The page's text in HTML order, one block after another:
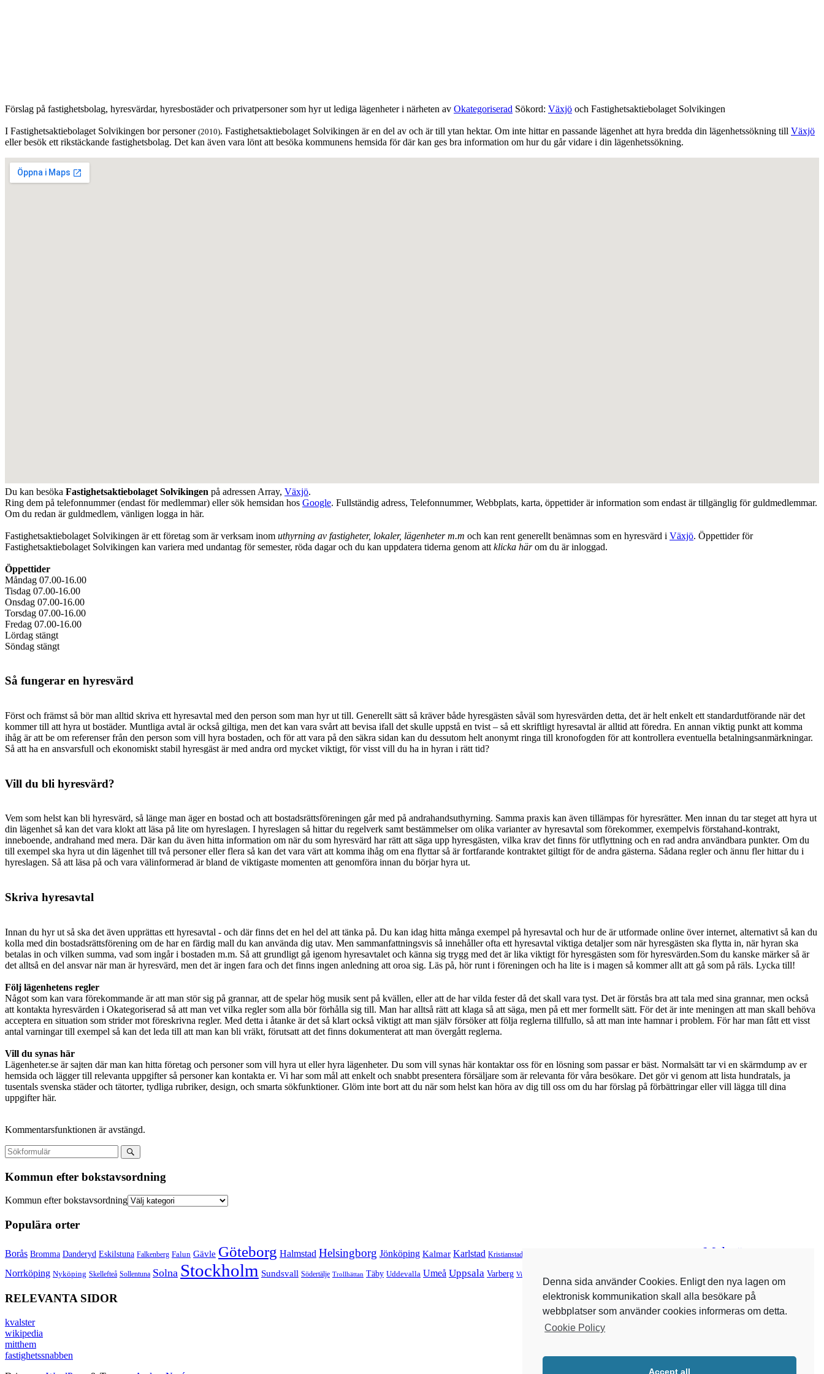
Förslag på fastighetsbolag, hyresvärdar, hyresbostäder och privatpersoner som hyr ut lediga lägenheter i närheten av Okategoriserad Sökord: Växjö och Fastighetsaktiebolaget Solvikingen
I Fastighetsaktiebolaget Solvikingen bor personer (2010). Fastighetsaktiebolaget Solvikingen är en del av och är till ytan hektar. Om inte hittar en passande lägenhet att hyra bredda din lägenhetssökning till Växjö
eller besök ett rikstäckande fastighetsbolag. Det kan även vara lönt att besöka kommunens hemsida för där kan ges bra information om hur du går vidare i din lägenhetssökning.
Du kan besöka Fastighetsaktiebolaget Solvikingen på adressen Array, Växjö.
Ring dem på telefonnummer (endast för medlemmar) eller sök hemsidan hos Google. Fullständig adress, Telefonnummer, Webbplats, karta, öppettider är information som endast är tillgänglig för guldmedlemmar.
Om du redan är guldmedlem, vänligen logga in här.
Fastighetsaktiebolaget Solvikingen är ett företag som är verksam inom uthyrning av fastigheter, lokaler, lägenheter m.m och kan rent generellt benämnas som en hyresvärd i Växjö. Öppettider för
Fastighetsaktiebolaget Solvikingen kan variera med undantag för semester, röda dagar och du kan uppdatera tiderna genom att klicka härom du är inloggad.
Öppettider
Måndag 07.00-16.00
Tisdag 07.00-16.00
Onsdag 07.00-16.00
Torsdag 07.00-16.00
Fredag 07.00-16.00
Lördag stängt
Söndag stängt
Så fungerar en hyresvärd
Först och främst så bör man alltid skriva ett hyresavtal med den person som man hyr ut till. Generellt sätt så kräver både hyresgästen såväl som hyresvärden detta, det är helt enkelt ett standardutförande när det
kommer till att hyra ut bostäder. Muntliga avtal är också giltiga, men det kan vara svårt att bevisa ifall det skulle uppstå en tvist – så ett skriftligt hyresavtal är alltid att föredra. En annan viktig punkt att komma
ihåg är att be om referenser från den person som vill hyra bostaden, och för att vara på den säkra sidan kan du dessutom helt anonymt ringa till kronofogden för att kontrollera eventuella betalningsanmärkningar.
Så att ha en ansvarsfull och ekonomiskt stabil hyresgäst är med andra ord mycket viktigt, för visst vill du ha in hyran i rätt tid?
Vill du bli hyresvärd?
Vem som helst kan bli hyresvärd, så länge man äger en bostad och att bostadsrättsföreningen går med på andrahandsuthyrning. Samma praxis kan även tillämpas för hyresrätter. Men innan du tar steget att hyra ut
din lägenhet så kan det vara klokt att läsa på lite om hyreslagen. I hyreslagen så hittar du regelverk samt bestämmelser om olika varianter av hyresavtal som förekommer, exempelvis förstahand-kontrakt,
inneboende, andrahand med mera. Där kan du även hitta information om när du som hyresvärd har rätt att säga upp hyresgästen, vilka krav det finns för utflyttning och en rad andra användbara punkter. Om du
till exempel ska hyra ut din lägenhet till två personer eller flera så kan det vara värt att komma ihåg om ena flyttar så är fortfarande kontraktet giltigt för de andra gästerna. Sådana regler och ännu fler hittar du i
hyreslagen. Så att läsa på och vara välinformerad är bland de viktigaste momenten att genomföra innan du börjar hyra ut.
Skriva hyresavtal
Innan du hyr ut så ska det även upprättas ett hyresavtal - och där finns det en hel del att tänka på. Du kan idag hitta många exempel på hyresavtal och hur de är utformade online över internet, alternativt så kan du
kolla med din bostadsrättsförening om de har en färdig mall du kan använda dig utav. Men sammanfattningsvis så innehåller ofta ett hyresavtal viktiga detaljer som när hyresgästen ska flytta in, när hyran ska
betalas in och vilken summa, vad som ingår i bostaden m.m. Så att grundligt gå igenom hyresavtalet och känna sig trygg med det är lika viktigt för hyresgästen som för hyresvärden.Som du kanske märker så är
det alltså en del ansvar när man är hyresvärd, men det är ingen fara och det finns ingen anledning att oroa sig. Läs på, hör runt i föreningen och ha lite is i magen så kommer allt att gå som på räls. Lycka till!
Följ lägenhetens regler
Något som kan vara förekommande är att man stör sig på grannar, att de spelar hög musik sent på kvällen, eller att de har vilda fester då det skall vara tyst. Det är förstås bra att tala med sina grannar, men också
att kontakta hyresvärden i Okategoriserad så att man vet vilka regler som alla bör förhålla sig till. Man har alltså rätt att klaga så att säga, men på ett mer formellt sätt. För det är inte meningen att man skall behöva
acceptera en situation som strider mot föreskrivna regler. Med detta i åtanke är det så klart också viktigt att man själv försöker att följa reglerna tillfullo, så att man inte hamnar i problem. För har man fått ett visst
antal varningar till exempel så kan det leda till att man kan bli vräkt, förutsatt att det finns dokumenterat att man övergått reglerna.
Vill du synas här
Lägenheter.se är sajten där man kan hitta företag och personer som vill hyra ut eller hyra lägenheter. Du som vill synas här kontaktar oss för en lösning som passar er bäst. Normalsätt tar vi en skärmdump av er
hemsida och lägger till relevanta uppgifter så personer kan kontakta er. Vi har som mål att enkelt och snabbt presentera försäljare som är relevanta för våra besökare. Det gör vi genom att lista hundratals, ja
tusentals svenska städer och tätorter, tydliga rubriker, design, och smarta sökfunktioner. Glöm inte bort att du när som helst kan höra av dig till oss om du har förslag på förbättringar eller vill lägga till dina
uppgifter här.
Kommentarsfunktionen är avstängd.
Kommun efter bokstavsordning
Kommun efter bokstavsordning
Populära orter
Borås Bromma Danderyd Eskilstuna Falkenberg Falun Gävle Göteborg Halmstad Helsingborg Jönköping Kalmar Karlstad Kristianstad Malmö
Norrköping Nyköping Skellefteå Sollentuna Solna Stockholm Sundsvall Södertälje Trollhättan Täby Uddevalla Umeå Uppsala Varberg Visby
RELEVANTA SIDOR
kvalster
wikipedia
mitthem
fastighetssnabben
Denna sida använder Cookies. Enligt den nya lagen om
elektronisk kommunikation skall alla besökare på
webbplatser som använder cookies informeras om detta.
Cookie Policy
Accept all